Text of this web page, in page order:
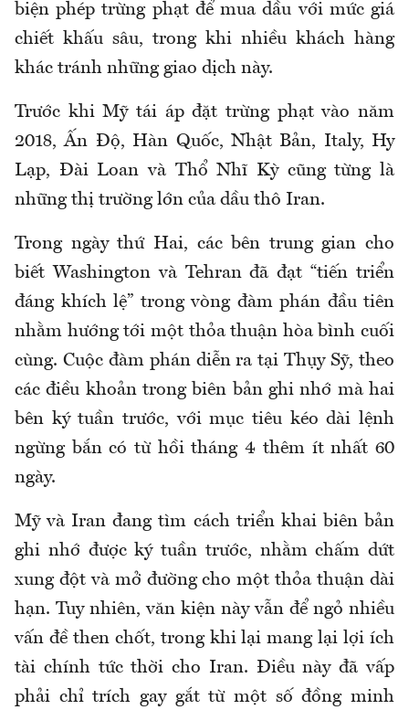
biện phép trừng phạt để mua dầu với mức giá
chiết khấu sâu, trong khi nhiều khách hàng
khác tránh những giao dịch này.
Trước khi Mỹ tái áp đặt trừng phạt vào năm
2018, Ấn Độ, Hàn Quốc, Nhật Bản, Italy, Hy
Lạp, Đài Loan và Thổ Nhĩ Kỳ cũng từng là
những thị trường lớn của dầu thô Iran.
Trong ngày thứ Hai, các bên trung gian cho
biết Washington và Tehran đã đạt “tiến triển
đáng khích lệ” trong vòng đàm phán đầu tiên
nhằm hướng tới một thỏa thuận hòa bình cuối
cùng. Cuộc đàm phán diễn ra tại Thụy Sỹ, theo
các điều khoản trong biên bản ghi nhớ mà hai
bên ký tuần trước, với mục tiêu kéo dài lệnh
ngừng bắn có từ hồi tháng 4 thêm ít nhất 60
ngày.
Mỹ và Iran đang tìm cách triển khai biên bản
ghi nhớ được ký tuần trước, nhằm chấm dứt
xung đột và mở đường cho một thỏa thuận dài
hạn. Tuy nhiên, văn kiện này vẫn để ngỏ nhiều
vấn đề then chốt, trong khi lại mang lại lợi ích
tài chính tức thời cho Iran. Điều này đã vấp
phải chỉ trích gay gắt từ một số đồng minh